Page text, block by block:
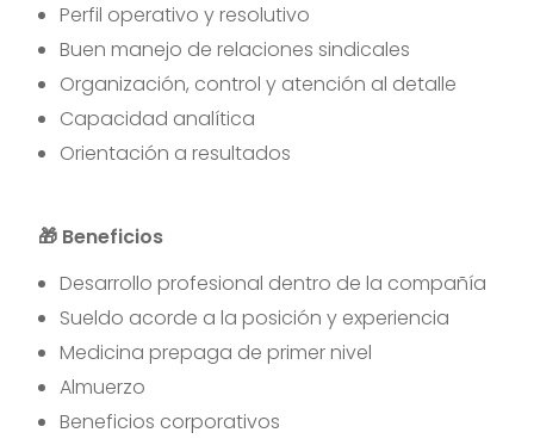
Perfil operativo y resolutivo
Buen manejo de relaciones sindicales
Organización, control y atención al detalle
Capacidad analítica
Orientación a resultados
🎁 Beneficios
Desarrollo profesional dentro de la compañía
Sueldo acorde a la posición y experiencia
Medicina prepaga de primer nivel
Almuerzo
Beneficios corporativos